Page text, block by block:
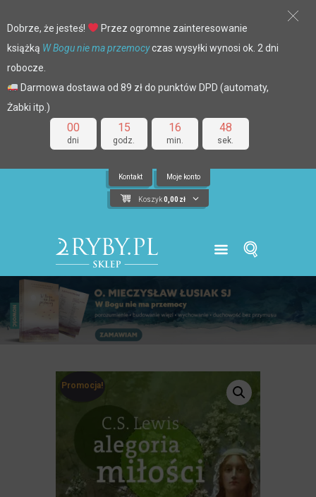
00
dni
15
godz.
16
min.
48
sek.
Dobrze, że jesteś!
Przez ogromne zainteresowanie
książką W Bogu nie ma przemocyczas wysyłki wynosi ok. 2 dni
robocze.
Darmowa dostawa od 89 zł do punktów DPD (automaty,
Żabki itp.)
Kontakt Moje konto
Koszyk 0,00 zł
Promocja!